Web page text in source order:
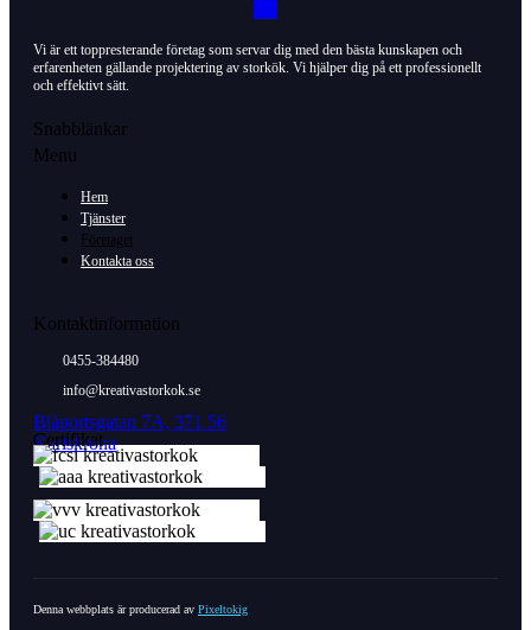
Vi är ett toppresterande företag som servar dig med den bästa kunskapen och
erfarenheten gällande projektering av storkök. Vi hjälper dig på ett professionellt
och effektivt sätt.
Snabblänkar
Menu
Hem
Tjänster
Företaget
Kontakta oss
Kontaktinformation
0455-384480
info@kreativastorkok.se
Blåportsgatan 7A, 371 56
Karlskrona
Certifikat
Denna webbplats är producerad av Pixeltokig